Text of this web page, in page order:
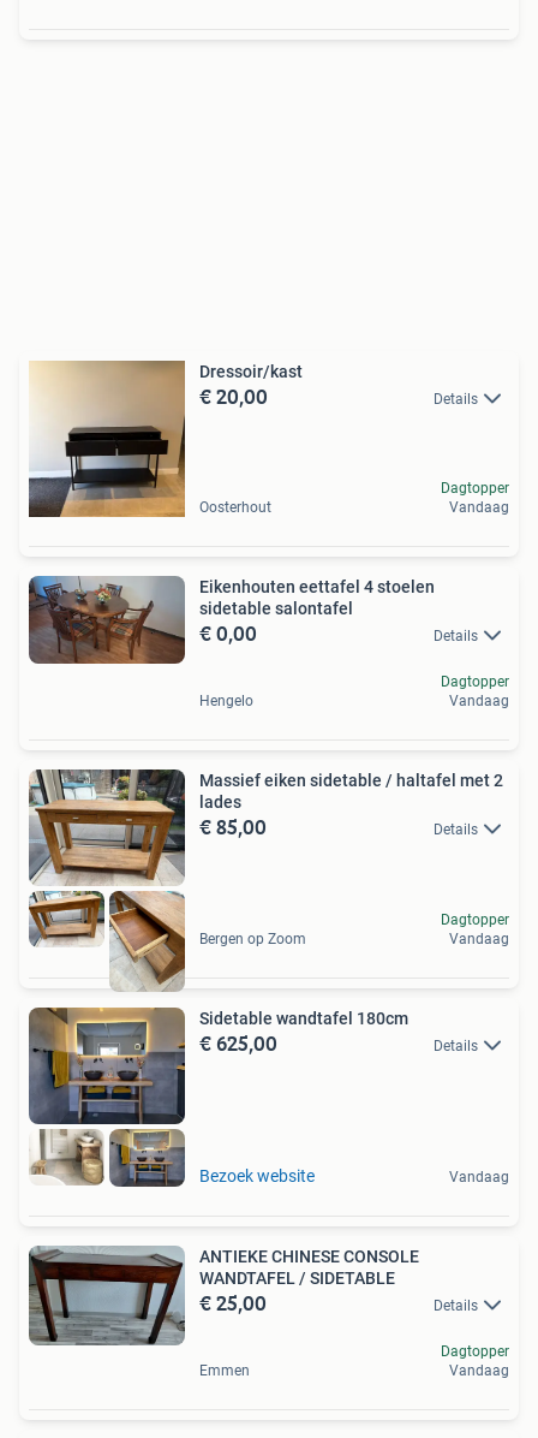
Dressoir/kast
€ 20,00 Details
Oosterhout
Dagtopper
Vandaag
Eikenhouten eettafel 4 stoelen
sidetable salontafel
€ 0,00 Details
Hengelo
Dagtopper
Vandaag
Massief eiken sidetable / haltafel met 2
lades
€ 85,00 Details
Bergen op Zoom
Dagtopper
Vandaag
Sidetable wandtafel 180cm
€ 625,00 Details
Bezoek website Vandaag
ANTIEKE CHINESE CONSOLE
WANDTAFEL / SIDETABLE
€ 25,00 Details
Emmen
Dagtopper
Vandaag